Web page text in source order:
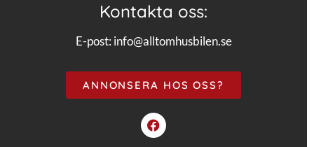
Kontakta oss:
E-post: info@alltomhusbilen.se
ANNONSERA HOS OSS?